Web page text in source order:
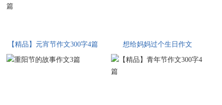
【精品】元宵节作文300字4篇 想给妈妈过个生日作文